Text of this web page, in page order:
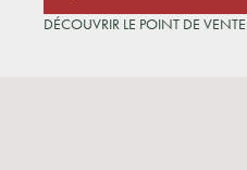
DÉCOUVRIR LE POINT DE VENTE